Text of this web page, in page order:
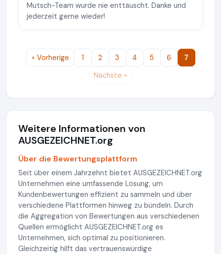
Mutsch-Team wurde nie enttäuscht. Danke und
jederzeit gerne wieder!
« Vorherige 1 2 3 4 5 6
7
Nächste »
Weitere Informationen von
AUSGEZEICHNET.org
Über die Bewertungsplattform
Seit über einem Jahrzehnt bietet AUSGEZEICHNET.org
Unternehmen eine umfassende Lösung, um
Kundenbewertungen effizient zu sammeln und über
verschiedene Plattformen hinweg zu bündeln. Durch
die Aggregation von Bewertungen aus verschiedenen
Quellen ermöglicht AUSGEZEICHNET.org es
Unternehmen, sich optimal zu positionieren.
Gleichzeitig hilft das vertrauenswürdige